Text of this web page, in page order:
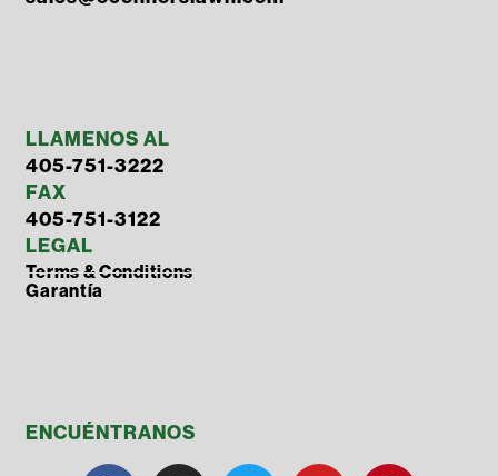
LLAMENOS AL
405-751-3222
FAX
405-751-3122
LEGAL
Terms & Conditions
Garantía
ENCUÉNTRANOS